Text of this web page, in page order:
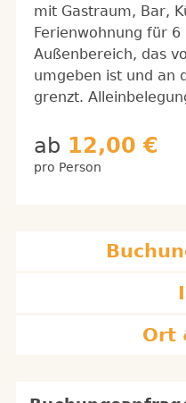
mit Gastraum, Bar,
Ferienwohnung für
Außenbereich, das
umgeben ist und an
grenzt.
ab 12,00 €
pro Person
Ort